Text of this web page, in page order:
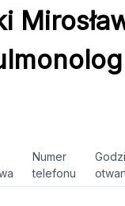
Numer
telefonu